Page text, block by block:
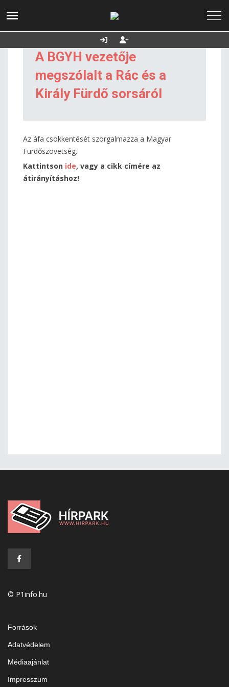
2026.08.07. 12:54
Támogatás
A BGYH vezetője
megszólalt a Rác és a
Király Fürdő sorsáról
Az áfa csökkentését szorgalmazza a Magyar
Fürdőszövetség.
Kattintson ide, vagy a cikk címére az
átirányításhoz!
© P1info.hu
Források
Adatvédelem
Médiaajánlat
Impresszum